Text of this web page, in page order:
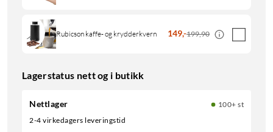
Rubicson kaffe- og krydderkvern 149,-199,90
Lagerstatus nett og i butikk
Nettlager
100+ st
2-4 virkedagers leveringstid